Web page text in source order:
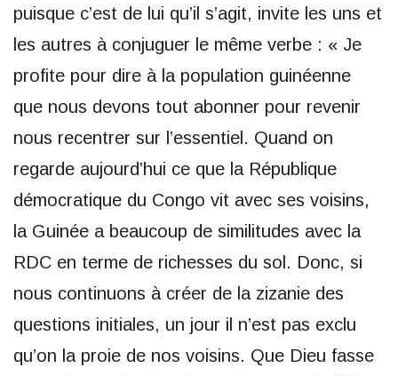
puisque c’est de lui qu’il s’agit, invite les uns et
les autres à conjuguer le même verbe : « Je
profite pour dire à la population guinéenne
que nous devons tout abonner pour revenir
nous recentrer sur l’essentiel. Quand on
regarde aujourd’hui ce que la République
démocratique du Congo vit avec ses voisins,
la Guinée a beaucoup de similitudes avec la
RDC en terme de richesses du sol. Donc, si
nous continuons à créer de la zizanie des
questions initiales, un jour il n’est pas exclu
qu’on la proie de nos voisins. Que Dieu fasse